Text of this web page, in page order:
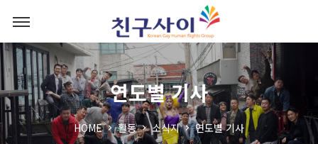
연도별 기사
HOME 활동 소식지 연도별 기사